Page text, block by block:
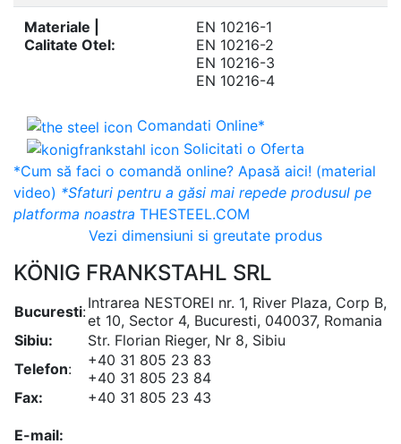
Materiale |
Calitate Otel:
EN 10216-1
EN 10216-2
EN 10216-3
EN 10216-4
Comandati Online*
Solicitati o Oferta
*Cum să faci o comandă online? Apasă aici! (material
video) *Sfaturi pentru a găsi mai repede produsul pe
platforma noastra THESTEEL.COM
Vezi dimensiuni si greutate produs
KÖNIG FRANKSTAHL SRL
Bucuresti:Intrarea NESTOREI nr. 1, River Plaza, Corp B,
et 10, Sector 4, Bucuresti, 040037, Romania
Sibiu:
Str. Florian Rieger, Nr 8, Sibiu
Telefon:
+40 31 805 23 83
+40 31 805 23 84
Fax:
+40 31 805 23 43
E-mail: